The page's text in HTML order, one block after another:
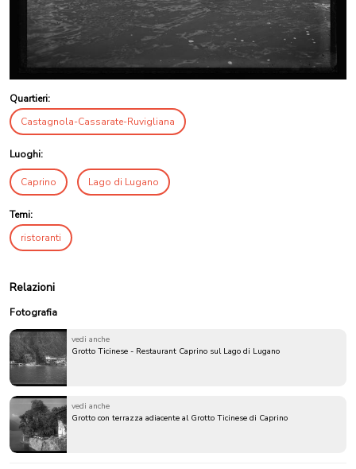
Quartieri:
Castagnola-Cassarate-Ruvigliana
Luoghi:
Caprino Lago di Lugano
Temi:
ristoranti
Relazioni
Fotografia
vedi anche
Grotto Ticinese - Restaurant Caprino sul Lago di Lugano
vedi anche
Grotto con terrazza adiacente al Grotto Ticinese di Caprino